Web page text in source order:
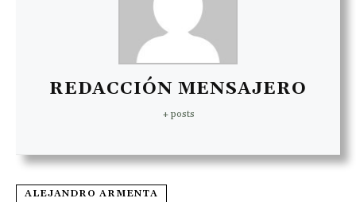
REDACCIÓN MENSAJERO
+ posts
ALEJANDRO ARMENTA